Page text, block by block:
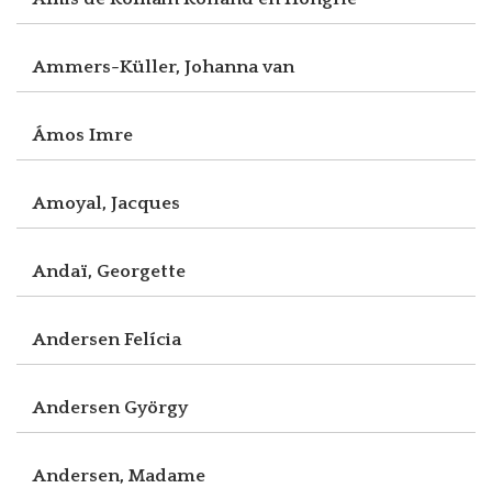
Ammers-Küller, Johanna van
Ámos Imre
Amoyal, Jacques
Andaï, Georgette
Andersen Felícia
Andersen György
Andersen, Madame